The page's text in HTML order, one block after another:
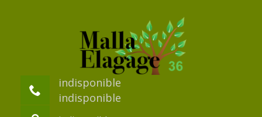
indisponible
indisponible